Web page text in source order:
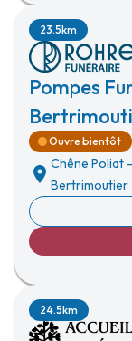
Pompes
23.5km
Ouvre bientôt
Chêne Poliat -
Bertrimoutier
24.5km